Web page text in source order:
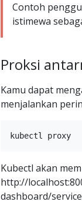
Contoh
istimewa
Proksi
Kamu dapat
menjalankan
Kubectl akan
http://
dashboard/